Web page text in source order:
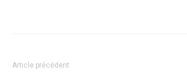
Article précédent